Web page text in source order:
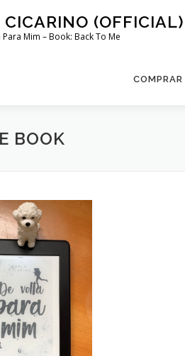
CICARINO (OFFICIAL)
Mim – Book: Back To Me
BOOK